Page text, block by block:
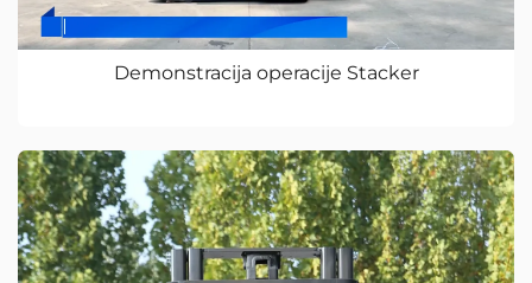
Demonstracija operacije Stacker